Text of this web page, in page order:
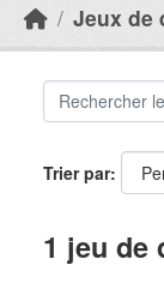
Jeux de
Trier par
1 jeu de